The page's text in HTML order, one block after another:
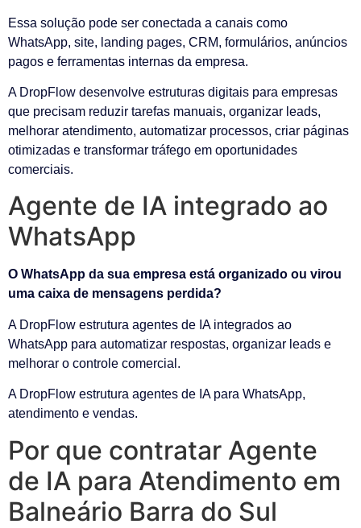
Essa solução pode ser conectada a canais como
WhatsApp, site, landing pages, CRM, formulários, anúncios
pagos e ferramentas internas da empresa.
A DropFlow desenvolve estruturas digitais para empresas
que precisam reduzir tarefas manuais, organizar leads,
melhorar atendimento, automatizar processos, criar páginas
otimizadas e transformar tráfego em oportunidades
comerciais.
Agente de IA integrado ao
WhatsApp
O WhatsApp da sua empresa está organizado ou virou
uma caixa de mensagens perdida?
A DropFlow estrutura agentes de IA integrados ao
WhatsApp para automatizar respostas, organizar leads e
melhorar o controle comercial.
A DropFlow estrutura agentes de IA para WhatsApp,
atendimento e vendas.
Por que contratar Agente
de IA para Atendimento em
Balneário Barra do Sul